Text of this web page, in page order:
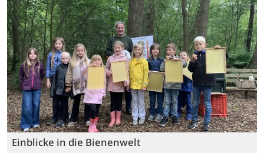
Einblicke in die Bienenwelt